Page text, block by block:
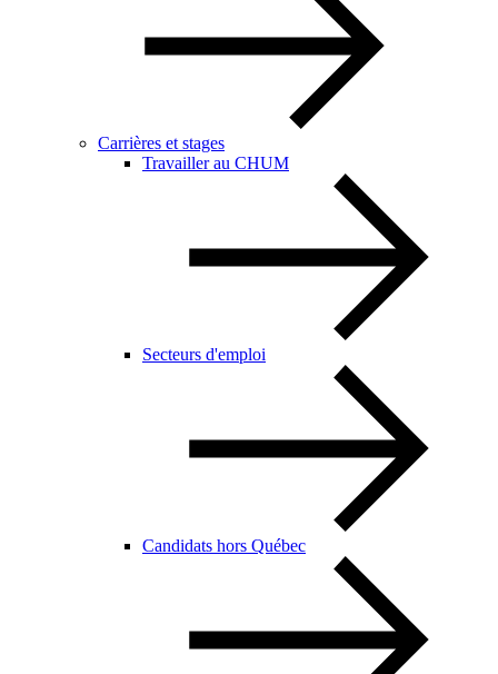
Carrières et stages
Travailler au CHUM
Secteurs d'emploi
Candidats hors Québec